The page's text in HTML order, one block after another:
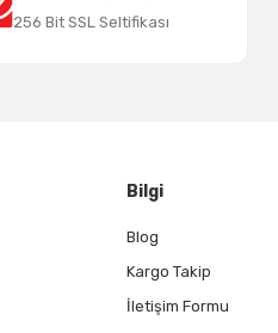
256 Bit SSL Seltifikası
Bilgi
Blog
Kargo Takip
İletişim Formu